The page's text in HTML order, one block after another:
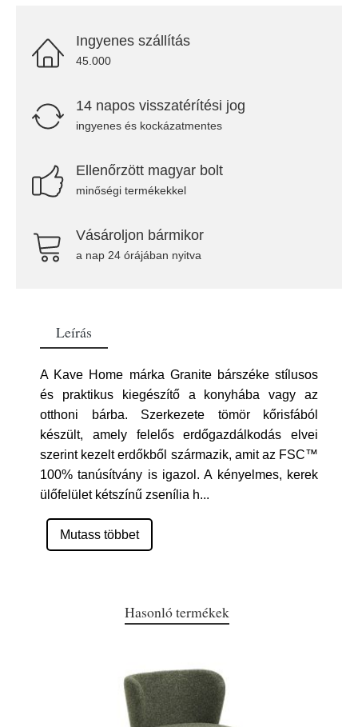
Ingyenes szállítás
45.000
14 napos visszatérítési jog
ingyenes és kockázatmentes
Ellenőrzött magyar bolt
minőségi termékekkel
Vásároljon bármikor
a nap 24 órájában nyitva
Leírás
A Kave Home márka Granite bárszéke stílusos
és praktikus kiegészítő a konyhába vagy az
otthoni bárba. Szerkezete tömör kőrisfából
készült, amely felelős erdőgazdálkodás elvei
szerint kezelt erdőkből származik, amit az FSC™
100% tanúsítvány is igazol. A kényelmes, kerek
ülőfelület kétszínű zsenília h...
Mutass többet
Hasonló termékek